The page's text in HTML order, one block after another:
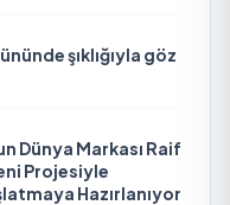
şıklığıyla göz
Dünya Markası Raif
Projesiyle
Hazırlanıyor